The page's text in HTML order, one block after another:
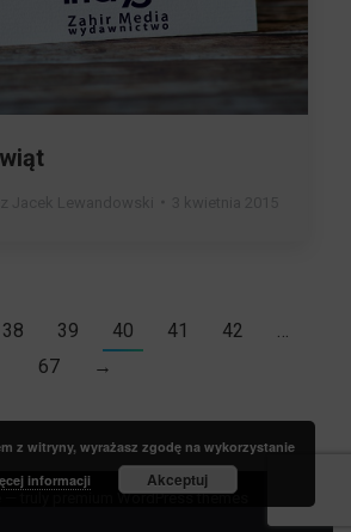
38 39 40 41 42
…
67
→
premium WordPress themes
z witryny, wyrażasz zgodę na wykorzystanie
informacji Akceptuj